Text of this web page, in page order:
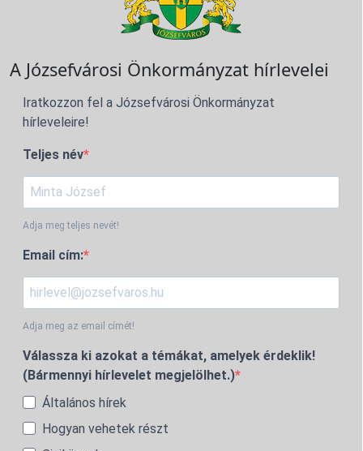
A Józsefvárosi Önkormányzat hírlevelei
Iratkozzon fel a Józsefvárosi Önkormányzat
hírleveleire!
Teljes név
Adja meg teljes nevét!
Email cím:
Adja meg az email címét!
Válassza ki azokat a témákat, amelyek érdeklik!
(Bármennyi hírlevelet megjelölhet.)
Általános hírek
Hogyan vehetek részt